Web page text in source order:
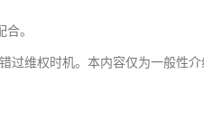
。
维权时机。本内容仅为一般性